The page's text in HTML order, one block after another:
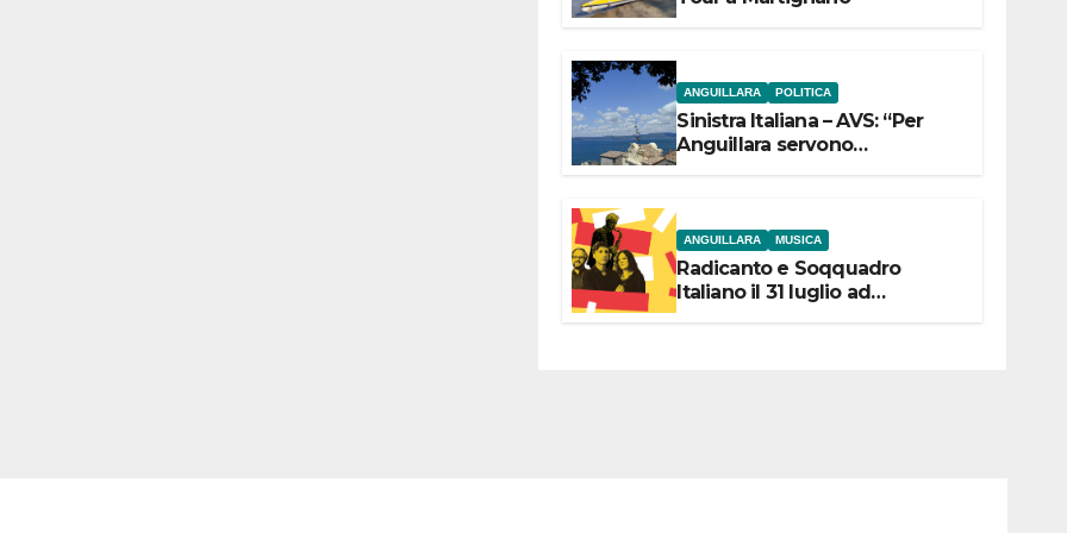
ANGUILLARA POLITICA
Sinistra Italiana – AVS: “Per
Anguillara servono
ANGUILLARA MUSICA
Radicanto e Soqquadro
Italiano il 31 luglio ad